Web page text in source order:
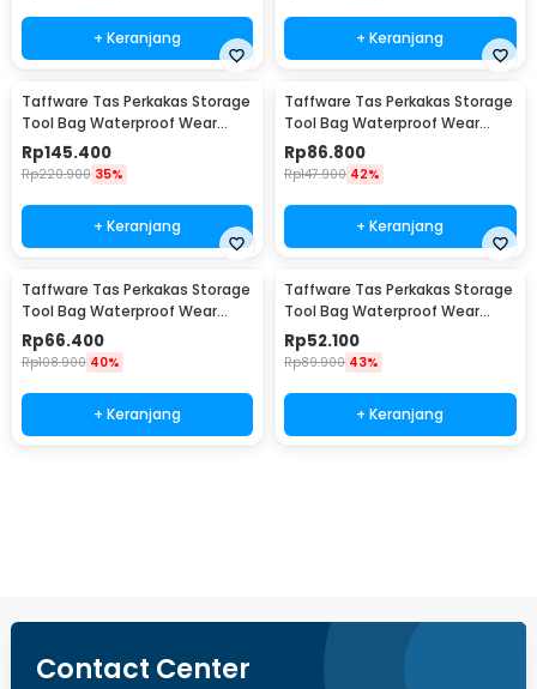
+ Keranjang + Keranjang
Taffware Tas Perkakas Storage
Tool Bag Waterproof Wear
Resistant 21 Inch - A02584
Rp145.400
Rp220.900 35%
+ Keranjang
Taffware Tas Perkakas Storage
Tool Bag Waterproof Wear
Resistant 18 Inch - A03403
Rp86.800
Rp147.900 42%
+ Keranjang
Taffware Tas Perkakas Storage
Tool Bag Waterproof Wear
Resistant 16 Inch - A03403
Rp66.400
Rp108.900 40%
+ Keranjang
Taffware Tas Perkakas Storage
Tool Bag Waterproof Wear
Resistant 13 Inch - A03403
Rp52.100
Rp89.900 43%
+ Keranjang
Contact Center